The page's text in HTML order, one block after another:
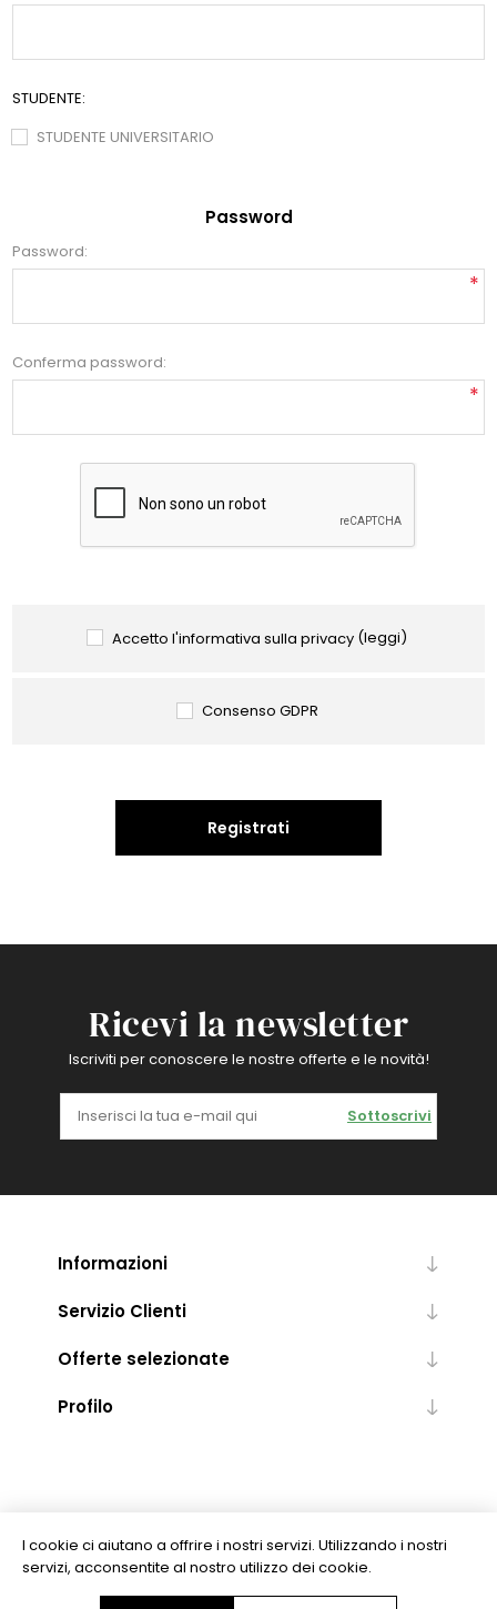
STUDENTE:
STUDENTE UNIVERSITARIO
Password
Password:
*
Conferma password:
*
Accetto l'informativa sulla privacy (leggi)
Consenso GDPR
Registrati
Ricevi la newsletter
Iscriviti per conoscere le nostre offerte e le novità!
Sottoscrivi
Informazioni
Servizio Clienti
Offerte selezionate
Profilo
I cookie ci aiutano a offrire i nostri servizi. Utilizzando i nostri
servizi, acconsentite al nostro utilizzo dei cookie.